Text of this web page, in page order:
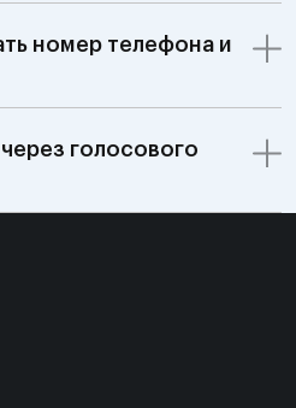
номер телефона и
голосового